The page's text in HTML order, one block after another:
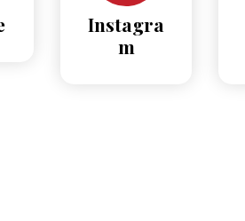
Instagra
m